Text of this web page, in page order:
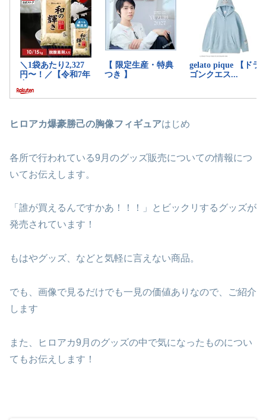
ヒロアカ爆豪勝己の胸像フィギュアはじめ
各所で行われている9月のグッズ販売についての情報につ
いてお伝えします。
「誰が買えるんですかあ！！！」とビックリするグッズが
発売されています！
もはやグッズ、などと気軽に言えない商品。
でも、画像で見るだけでも一見の価値ありなので、ご紹介
します
また、ヒロアカ9月のグッズの中で気になったものについ
てもお伝えします！